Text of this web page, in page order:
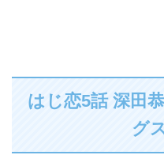
はじ恋5話 深田
グ